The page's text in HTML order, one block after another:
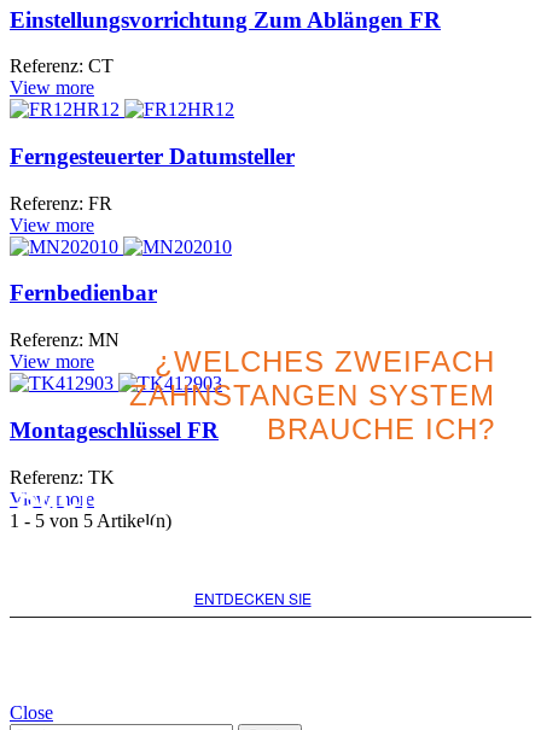
Einstellungsvorrichtung Zum Ablängen FR
Referenz: CT
View more
Ferngesteuerter Datumsteller
Referenz: FR
View more
Fernbedienbar
Referenz: MN
View more
Montageschlüssel FR
Referenz: TK
View more
1 - 5 von 5 Artikel(n)
¿WELCHES ZWEIFACH
ZAHNSTANGEN SYSTEM
BRAUCHE ICH?
Suchen Sie nach der besten
Option für Ihr Projekt
ENTDECKEN SIE
Close